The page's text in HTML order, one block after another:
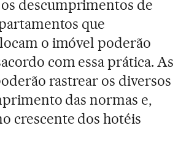
descumprimentos de
que
o imóvel poderão
com essa prática. As
rastrear os diversos
das normas e,
crescente dos hotéis